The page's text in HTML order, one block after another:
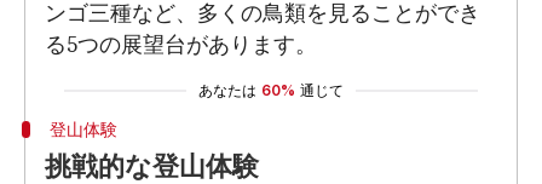
ンゴ三種など、多くの鳥類を見ることができ
る5つの展望台があります。
あなたは 60% 通じて
登山体験
挑戦的な登山体験